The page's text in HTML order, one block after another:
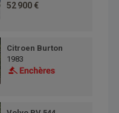
52 900 €
Citroen Burton
1983